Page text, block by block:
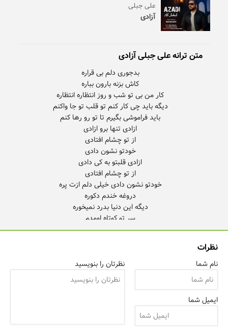
علی جبلی
آزادی
متن ترانه علی جبلی آزادی
از تو چشام افتادی
خودتو نشون دادی
نظرات
نام شما
ایمیل شما
نظرتان را بنویسید